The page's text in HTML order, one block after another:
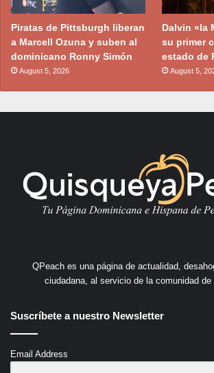
Piratas de Pittsburgh liberan
a Marcell Ozuna y suben al
dominicano Ronny Simón
August 5, 2026
Dalvin «la
su primer
estado de
August 5,
QPeach es una página de actualidad,
ciudadana, al servicio de la comunidad de
Suscríbete a nuestro Newsletter
Email Address